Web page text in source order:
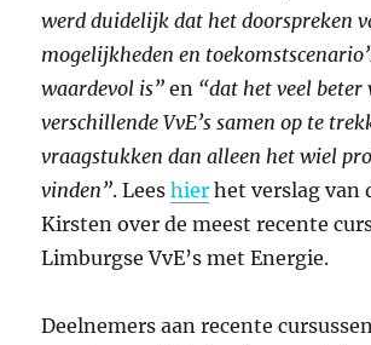
werd duidelijk dat het doorspreken
mogelijkheden en
waardevol is” en “dat het veel
verschillende VvE’s samen op te
vraagstukken dan alleen het wiel
vinden”. Leeshier het verslag van
Kirsten over de meest recente
Limburgse VvE’s met Energie.
Deelnemers aan recente